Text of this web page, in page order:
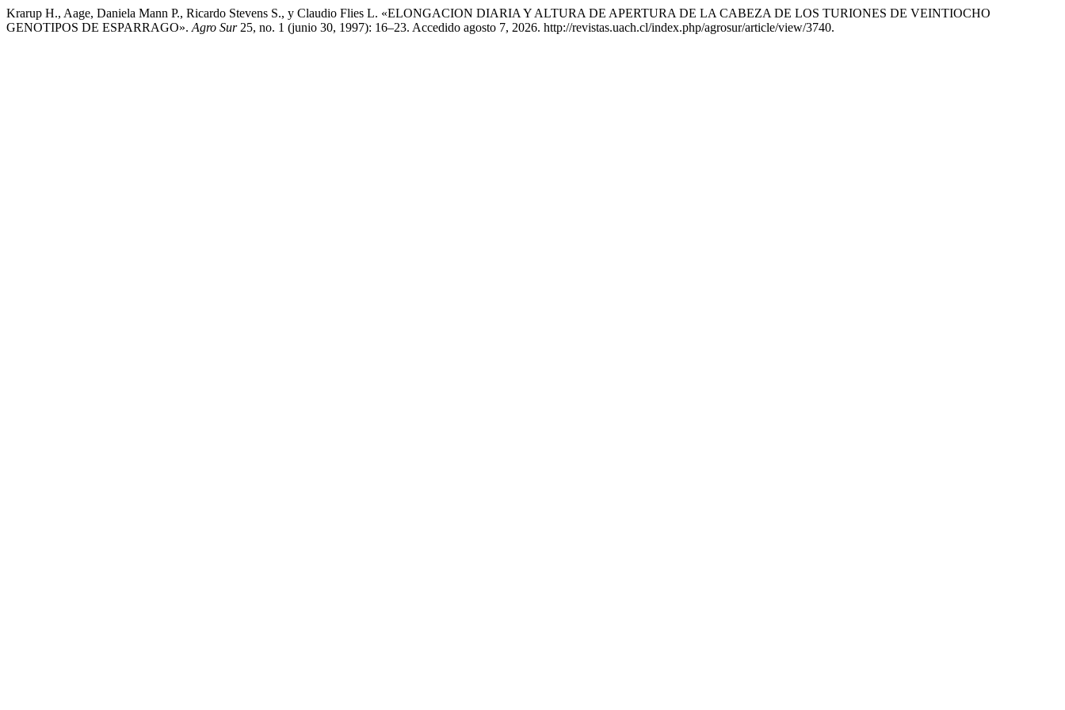
Krarup H., Aage, Daniela Mann P., Ricardo Stevens S., y Claudio Flies L. «ELONGACION DIARIA Y ALTURA DE APERTURA DE LA CABEZA DE LOS TURIONES DE VEINTIOCHO
GENOTIPOS DE ESPARRAGO». Agro Sur25, no. 1 (junio 30, 1997): 16–23. Accedido agosto 7, 2026. http://revistas.uach.cl/index.php/agrosur/article/view/3740.